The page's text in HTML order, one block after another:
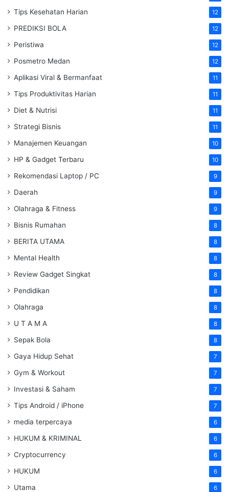
Tips Kesehatan Harian 12
PREDIKSI BOLA 12
Peristiwa 12
Posmetro Medan 12
Aplikasi Viral & Bermanfaat 11
Tips Produktivitas Harian 11
Diet & Nutrisi 11
Strategi Bisnis 11
Manajemen Keuangan 10
HP & Gadget Terbaru 10
Rekomendasi Laptop / PC 9
Daerah 9
Olahraga & Fitness 9
Bisnis Rumahan 8
BERITA UTAMA 8
Mental Health 8
Review Gadget Singkat 8
Pendidikan 8
Olahraga 8
U T A M A 8
Sepak Bola 8
Gaya Hidup Sehat 7
Gym & Workout 7
Investasi & Saham 7
Tips Android / iPhone 7
media terpercaya 6
HUKUM & KRIMINAL 6
Cryptocurrency 6
HUKUM 6
Utama 6